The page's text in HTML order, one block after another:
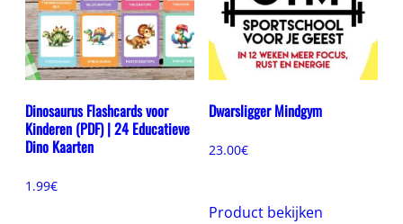
Dinosaurus Flashcards voor
Kinderen (PDF) | 24 Educatieve
Dino Kaarten
1.99€
Dwarsligger Mindgym
23.00€
Product bekijken